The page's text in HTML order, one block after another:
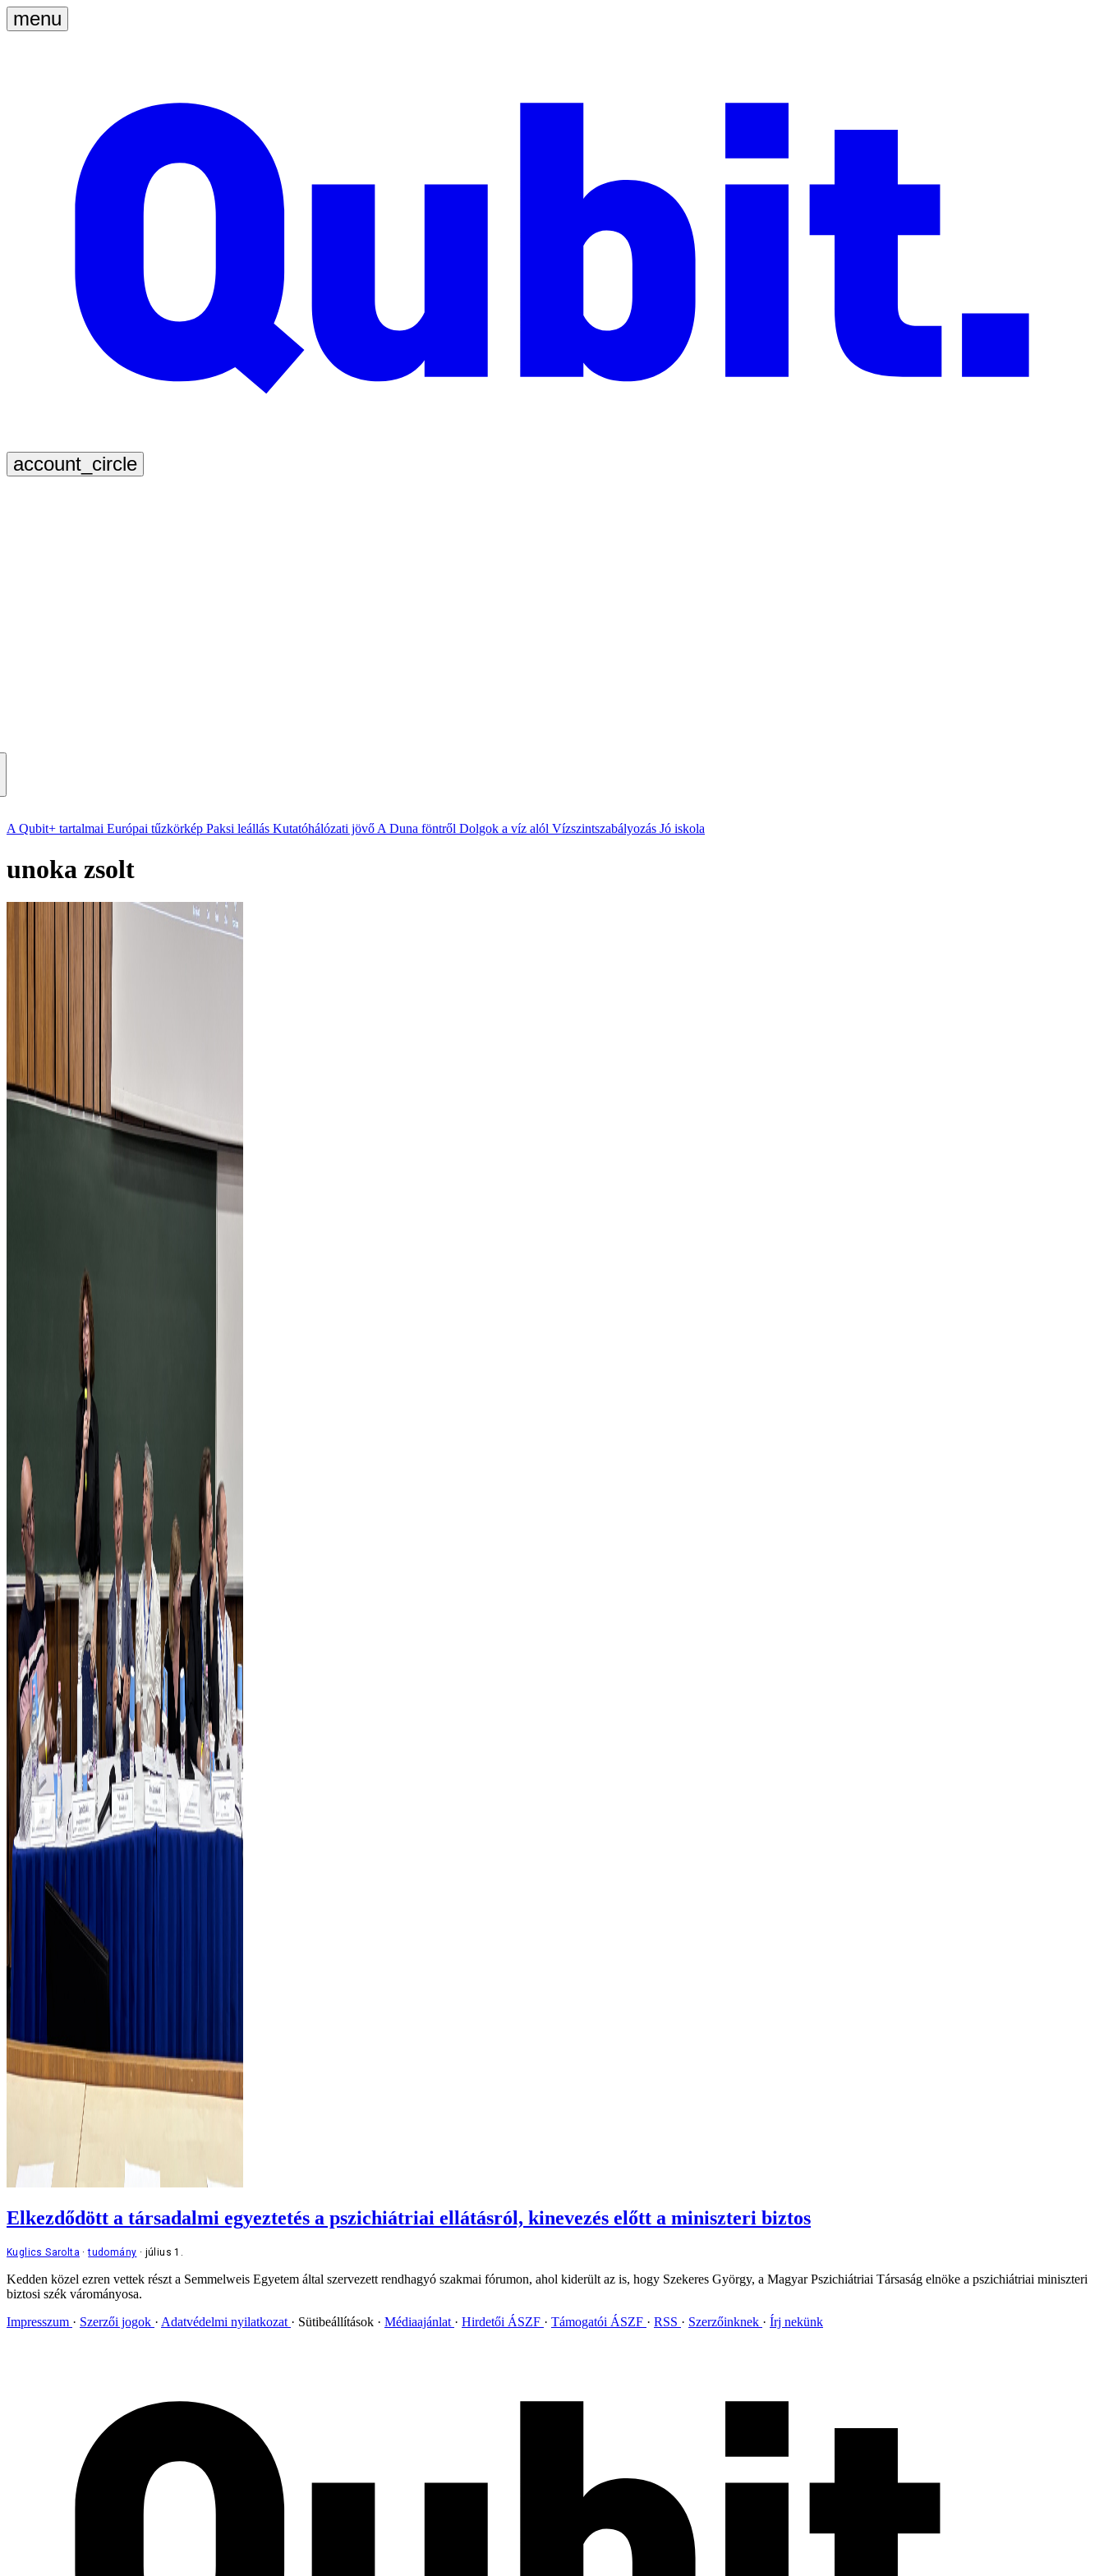
A Qubit+ tartalmai Európai tűzkörkép Paksi leállás Kutatóhálózati jövő A Duna föntről Dolgok a víz alól Vízszintszabályozás Jó iskola
unoka zsolt
Elkezdődött a társadalmi egyeztetés a pszichiátriai ellátásról, kinevezés előtt a miniszteri biztos
Kuglics Sarolta tudomány július 1.
Kedden közel ezren vettek részt a Semmelweis Egyetem által szervezett rendhagyó szakmai fórumon, ahol kiderült az is, hogy Szekeres György, a Magyar Pszichiátriai Társaság elnöke a pszichiátriai miniszteri
biztosi szék várományosa.
Impresszum
Szerzői jogok Adatvédelmi nyilatkozat Sütibeállítások Médiaajánlat Hirdetői ÁSZF Támogatói ÁSZF RSS Szerzőinknek Írj nekünk